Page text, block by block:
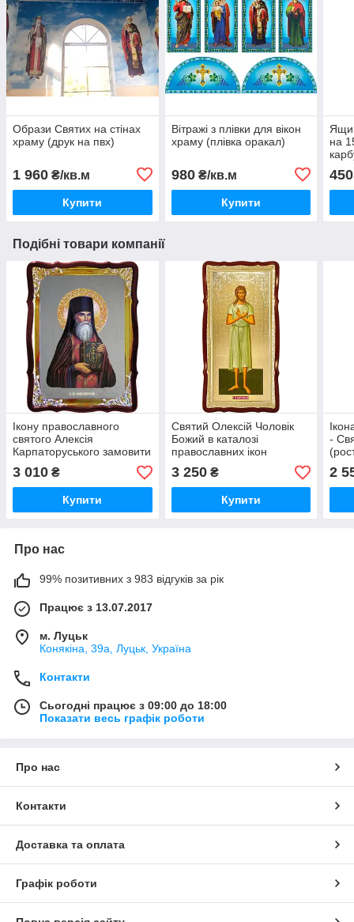
Образи Святих на стінах
храму (друк на пвх)
1 960 ₴/кв.м
Купити
Вітражі з плівки для вікон
храму (плівка оракал)
980₴/кв.м
Купити
на
450
Подібні товари компанії
Ікону православного
святого Алексія
Карпаторуського замовити
в інтернет магазині
3 010 ₴
Купити
Святий Олексій Чоловік
Божий в каталозі
православних ікон
3 250₴
Купити
-
2
Про нас
99% позитивних з 983 відгуків за рік
Працює з 13.07.2017
м. Луцьк
Конякіна, 39а, Луцьк, Україна
Контакти
Сьогодні працює з 09:00 до 18:00
Показати весь графік роботи
Про нас
Контакти
Доставка та оплата
Графік роботи